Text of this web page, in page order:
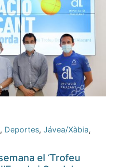
, Deportes, Jávea/Xàbia,
el ‘Trofeu